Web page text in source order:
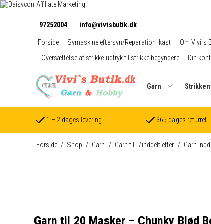
97252004 info@vivisbutik.dk
Forside Symaskine eftersyn/Reparation Ikast Om Vivi`s
Oversættelse af strikke udtryk til strikke begyndere
Din
Garn
1 – 2 dages levering 365 dages returret
Forside / Shop / Garn / Garn til ../inddelt efter / Garn
Garn til 20 Masker – Chunky Blød